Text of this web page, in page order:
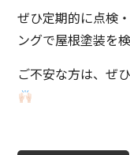
ぜひ定期的に点検
ングで屋根塗装を
ご不安な方は、ぜ